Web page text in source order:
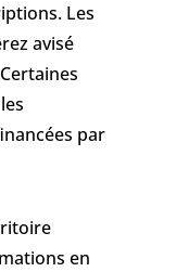
Les
avisé
par
en